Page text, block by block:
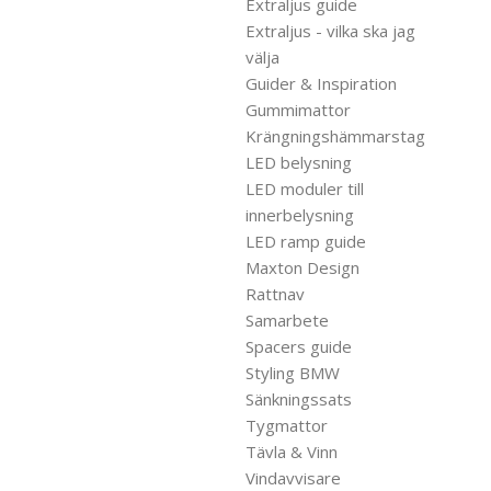
Extraljus guide
Extraljus - vilka ska jag
välja
Guider & Inspiration
Gummimattor
Krängningshämmarstag
LED belysning
LED moduler till
innerbelysning
LED ramp guide
Maxton Design
Rattnav
Samarbete
Spacers guide
Styling BMW
Sänkningssats
Tygmattor
Tävla & Vinn
Vindavvisare